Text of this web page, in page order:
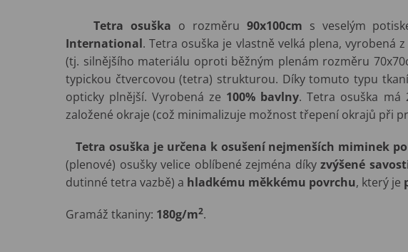
Tetra osuška o rozměru 90x100cm s veselým
International. Tetra osuška je vlastně velká plena, vyrobená
(tj. silnějšího materiálu oproti běžným plenám rozměru
typickou čtvercovou (tetra) strukturou. Díky tomuto typu
opticky plnější. Vyrobená ze 100% bavlny. Tetra osuška má
založené okraje (což minimalizuje možnost třepení okrajů při
Tetra osuška je určena k osušení nejmenších miminek
(plenové) osušky velice oblíbené zejména díkyzvýšené
dutinné tetra vazbě) a hladkému měkkému povrchu, který je
Gramáž tkaniny: 180g/m2.